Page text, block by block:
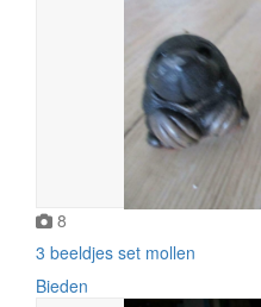
8
3 beeldjes set mollen
Bieden